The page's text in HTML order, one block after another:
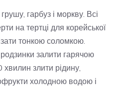
гарбуз і моркву. Всі
на тертці для корейської
тонкою соломкою.
залити гарячою
злити рідину,
холодною водою і